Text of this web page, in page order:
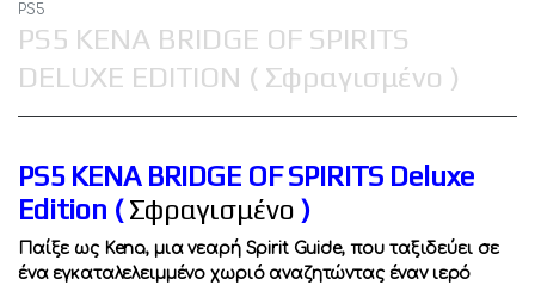
PS5
PS5 KENA BRIDGE OF SPIRITS
DELUXE EDITION ( Σφραγισμένο )
PS5 KENA BRIDGE OF SPIRITS Deluxe
Edition (Σφραγισμένο )
Παίξε ως Kena, μια νεαρή Spirit Guide, που ταξιδεύει σε
ένα εγκαταλελειμμένο χωριό αναζητώντας έναν ιερό